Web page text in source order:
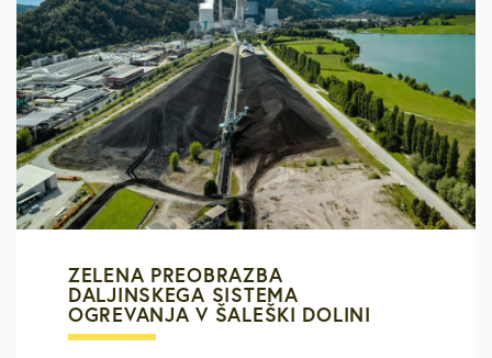
ZELENA PREOBRAZBA
DALJINSKEGA SISTEMA
OGREVANJA V ŠALEŠKI DOLINI